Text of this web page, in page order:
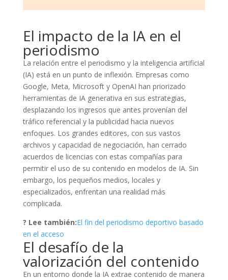
El impacto de la IA en el
periodismo
La relación entre el periodismo y la inteligencia artificial
(IA) está en un punto de inflexión. Empresas como
Google, Meta, Microsoft y OpenAI han priorizado
herramientas de IA generativa en sus estrategias,
desplazando los ingresos que antes provenían del
tráfico referencial y la publicidad hacia nuevos
enfoques. Los grandes editores, con sus vastos
archivos y capacidad de negociación, han cerrado
acuerdos de licencias con estas compañías para
permitir el uso de su contenido en modelos de IA. Sin
embargo, los pequeños medios, locales y
especializados, enfrentan una realidad más
complicada.
? Lee también:El fin del periodismo deportivo basado
en el acceso
El desafío de la
valorización del contenido
En un entorno donde la IA extrae contenido de manera